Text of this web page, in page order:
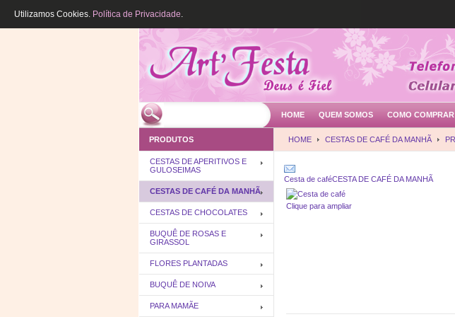
HOME QUEM SOMOS COMO COMPRAR
HOME CESTAS DE CAFÉ DA MANHÃ
Cesta de caféCESTA DE CAFÉ DA MANHÃ
Clique para ampliar
PRODUTOS
CESTAS DE APERITIVOS E
GULOSEIMAS
CESTAS DE CAFÉ DA MANHÃ
CESTAS DE CHOCOLATES
BUQUÊ DE ROSAS E
GIRASSOL
FLORES PLANTADAS
BUQUÊ DE NOIVA
PARA MAMÃE
Utilizamos Cookies. Política de Privacidade.